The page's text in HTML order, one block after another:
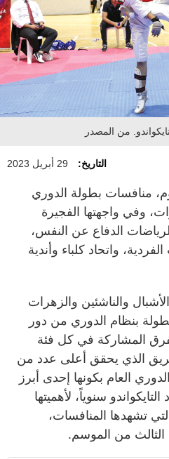
من المصدر
التاريخ: 29 أبريل 2023
منافسات بطولة الدوري
وفي واجهتها الفجيرة
لرياضات الدفاع عن النفس،
واتحاد كلباء وأندية
والناشئين والزهرات
بنظام الدوري من دور
المشاركة في كل فئة
الذي يحقق أعلى عدد من
العام بكونها إحدى أبرز
سنوياً، لأهميتها
تشهدها المنافسات،
الثالث من الموسم.